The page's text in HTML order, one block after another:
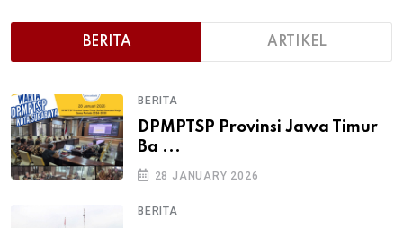
BERITA ARTIKEL
BERITA
DPMPTSP Provinsi Jawa Timur
Ba ...
28 JANUARY 2026
BERITA